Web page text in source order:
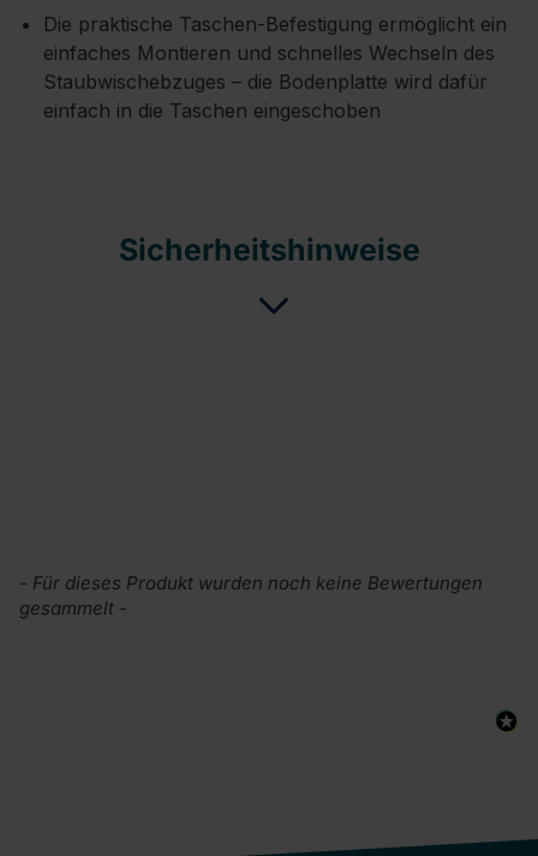
Die praktische Taschen-Befestigung ermöglicht ein
einfaches Montieren und schnelles Wechseln des
Staubwischebzuges – die Bodenplatte wird dafür
einfach in die Taschen eingeschoben
Sicherheitshinweise
- Für dieses Produkt wurden noch keine Bewertungen
gesammelt -
New content loaded